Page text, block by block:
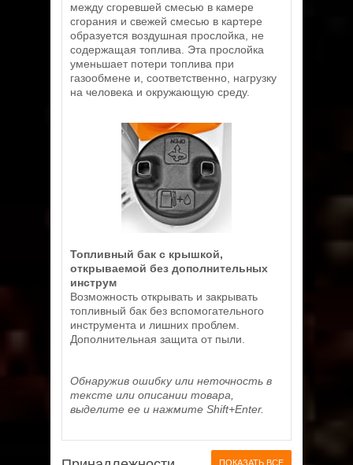
между сгоревшей смесью в камере
сгорания и свежей смесью в картере
образуется воздушная прослойка, не
содержащая топлива. Эта прослойка
уменьшает потери топлива при
газообмене и, соответственно, нагрузку
на человека и окружающую среду.
Топливный бак с крышкой,
открываемой без дополнительных
инструм
Возможность открывать и закрывать
топливный бак без вспомогательного
инструмента и лишних проблем.
Дополнительная защита от пыли.
Обнаружив ошибку или неточность в
тексте или описании товара,
выделите ее и нажмите Shift+Enter.
ПОКАЗАТЬ ВСЕ